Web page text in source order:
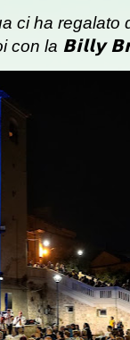
ci ha regalato
con la 𝗕𝗶𝗹𝗹𝘆